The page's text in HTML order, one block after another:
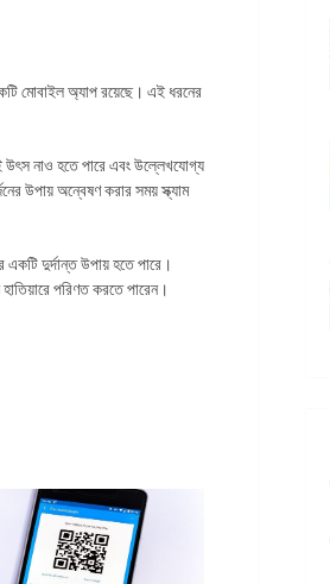
মোবাইল অ্যাপ রয়েছে। এই ধরনের
উৎস নাও হতে পারে এবং উল্লেখযোগ্য
উপায় অন্বেষণ করার সময় স্ক্যাম
দুর্দান্ত উপায় হতে পারে।
পরিণত করতে পারেন।